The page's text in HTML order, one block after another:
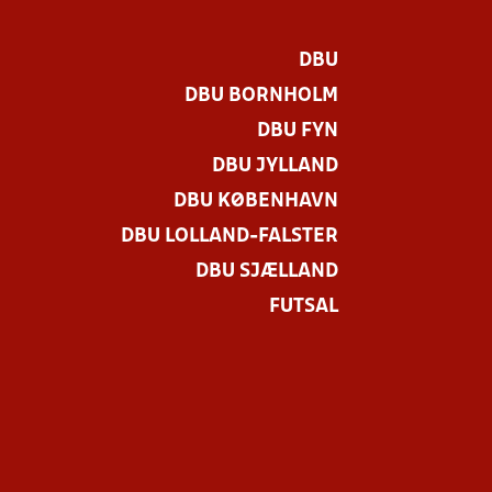
DBU
DBU BORNHOLM
DBU FYN
DBU JYLLAND
DBU KØBENHAVN
DBU LOLLAND-FALSTER
DBU SJÆLLAND
FUTSAL